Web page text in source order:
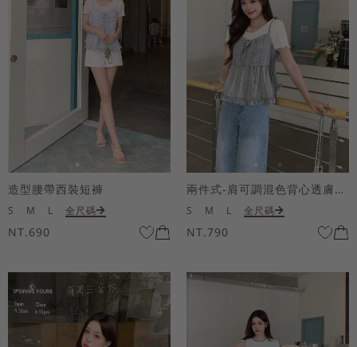
造型腰帶西裝短褲
S M L 全尺碼
NT.690
兩件式-肩可調混色背心透膚上衣套組
S M L 全尺碼
NT.790